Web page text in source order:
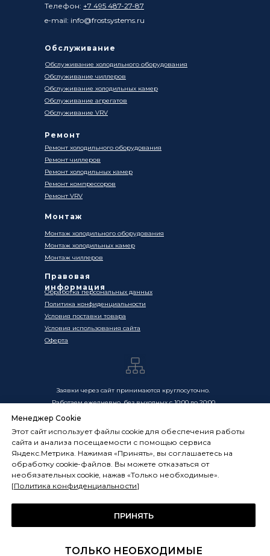
Телефон: +7 495 487-27-87
e-mail: info@frostsystems.ru
Ремонт
Цены, указанные на сайте, носят информационный
характер и не являются публичной офертой в смысле
ст. 437 ГК РФ. Окончательная стоимость товаров и услуг
определяется индивидуально и фиксируется в
Спецификации. Условия оказания услуг определяются
публичной офертой, размещённой по адресу:
Заявки через сайт принимаются круглосуточно.
Работаем ежедневно, без выходных с 10:00 до 20:00
Обработка персональных данных
Политика конфиденциальности
Условия поставки товара
Оферта
Условия использования сайта
Ремонт холодильного оборудования
Ремонт чиллеров
Ремонт холодильных камер
Ремонт компрессоров
Ремонт VRV
Монтаж
Правовая
информация
Монтаж холодильного оборудования
Монтаж чиллеров
Монтаж холодильных камер
Обслуживание
Обслуживание холодильного оборудования
Обслуживание чиллеров
Обслуживание холодильных камер
Обслуживание агрегатов
Обслуживание VRV
Менеджер Cookie
Этот сайт использует файлы cookie для обеспечения работы
сайта и анализа посещаемости с помощью сервиса
Яндекс.Метрика. Нажимая «Принять», вы соглашаетесь на
обработку cookie-файлов. Вы можете отказаться от
необязательных cookie, нажав «Только необходимые».
[Политика конфиденциальности]
ПРИНЯТЬ
ТОЛЬКО НЕОБХОДИМЫЕ